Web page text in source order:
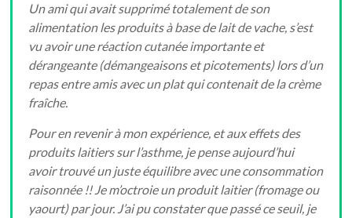
Un ami qui avait supprimé totalement de son
alimentation les produits à base de lait de vache, s’est
vu avoir une réaction cutanée importante et
dérangeante (démangeaisons et picotements) lors d’un
repas entre amis avec un plat qui contenait de la crème
fraîche.
Pour en revenir à mon expérience, et aux effets des
produits laitiers sur l’asthme, je pense aujourd’hui
avoir trouvé un juste équilibre avec une consommation
raisonnée !! Je m’octroie un produit laitier (fromage ou
yaourt) par jour. J’ai pu constater que passé ce seuil, je